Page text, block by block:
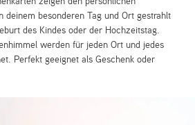
deinem besonderen Tag und Ort gestrahlt
des Kindes oder der Hochzeitstag.
werden für jeden Ort und jedes
Perfekt geeignet als Geschenk oder